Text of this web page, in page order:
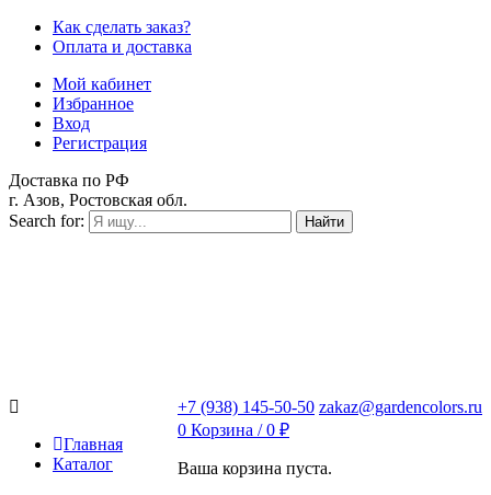
Как сделать заказ?
Оплата и доставка
Мой кабинет
Избранное
Вход
Регистрация
Доставка по РФ
г. Азов, Ростовская обл.
Search for:
Найти
+7 (938) 145-50-50 zakaz@gardencolors.ru
0 Корзина /0 ₽
Ваша корзина пуста.
Главная
Каталог